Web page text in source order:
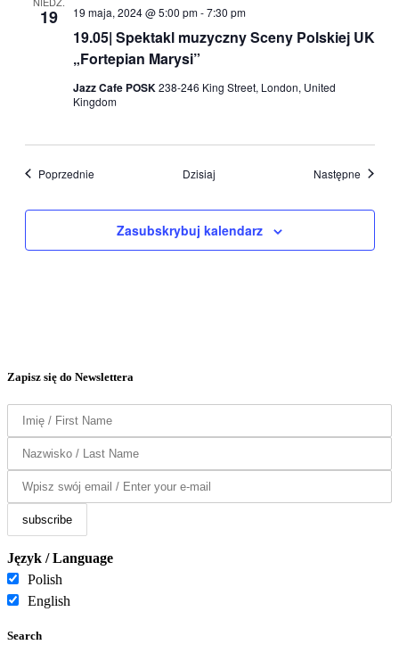
19
19.05| Spektakl muzyczny Sceny Polskiej UK
„Fortepian Marysi”
19 maja, 2024 @ 5:00 pm-7:30 pm
Jazz Cafe POSK238-246 King Street, London, United
Kingdom
PoprzednieWydarzenia Dzisiaj Następne
Zasubskrybuj kalendarz
Zapisz się do Newslettera
Język / Language
Polish
English
Search